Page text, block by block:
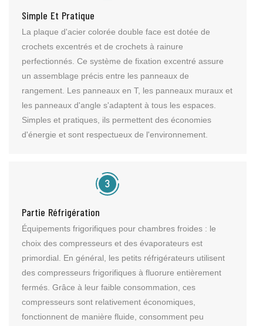
Simple Et Pratique
La plaque d'acier colorée double face est dotée de
crochets excentrés et de crochets à rainure
perfectionnés. Ce système de fixation excentré assure
un assemblage précis entre les panneaux de
rangement. Les panneaux en T, les panneaux muraux et
les panneaux d'angle s'adaptent à tous les espaces.
Simples et pratiques, ils permettent des économies
d'énergie et sont respectueux de l'environnement.
Partie Réfrigération
Équipements frigorifiques pour chambres froides : le
choix des compresseurs et des évaporateurs est
primordial. En général, les petits réfrigérateurs utilisent
des compresseurs frigorifiques à fluorure entièrement
fermés. Grâce à leur faible consommation, ces
compresseurs sont relativement économiques,
fonctionnent de manière fluide, consomment peu